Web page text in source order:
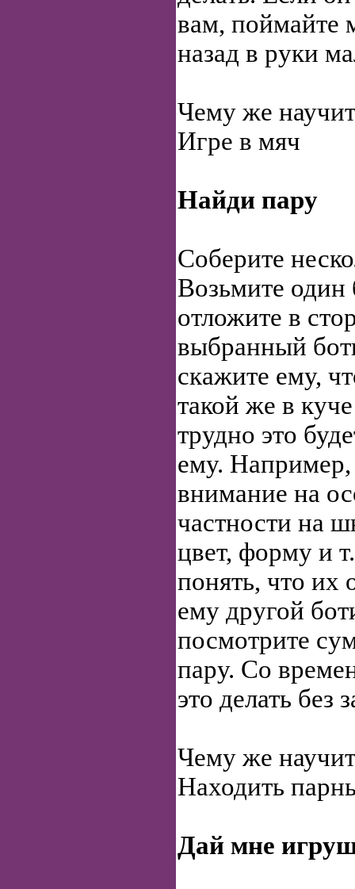
вам, поймайте
назад в руки
Чему же
Игре в мяч
Найди пару
Соберите
Возьмите один
отложите в
выбранный
скажите ему,
такой же в
трудно это
ему. Например,
внимание на
частности на
цвет, форму и
понять, что их
ему другой
посмотрите
пару. Со
это делать без
Чему же
Находить
Дай мне